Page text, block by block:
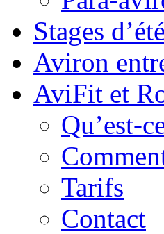
Stages d’été
Aviron
AviFit et
Qu’est-
Tarifs
Contact